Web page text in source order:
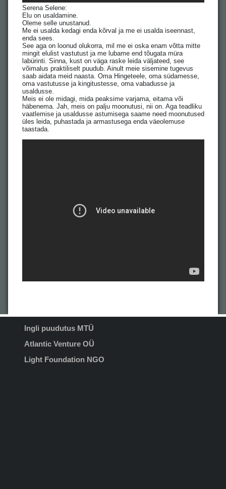
Serena Selene:
Elu on usaldamine.
Oleme selle unustanud.
Me ei usalda kedagi enda kõrval ja me ei usalda iseennast,
enda sees.
See aga on loonud olukorra, mil me ei oska enam võtta mitte
mingit elulist vastutust ja me lubame end tõugata müra
labürinti. Sinna, kust on väga raske leida väljateed, see
võimalus praktiliselt puudub. Ainult meie sisemine tugevus
saab aidata meid naasta. Oma Hingeteele, oma südamesse,
oma vastutusse ja kingitustesse, oma vabadusse ja
usaldusse.
Meis ei ole midagi, mida peaksime varjama, eitama või
häbenema. Jah, meis on palju moonutusi, nii on. Aga teadliku
vaatlemise ja usaldusse astumisega saame need moonutused
üles leida, puhastada ja armastusega enda väeolemuse
taastada.
Ingli puudutus MTÜ
Atlantic Venture OÜ
Light Foundation NGO